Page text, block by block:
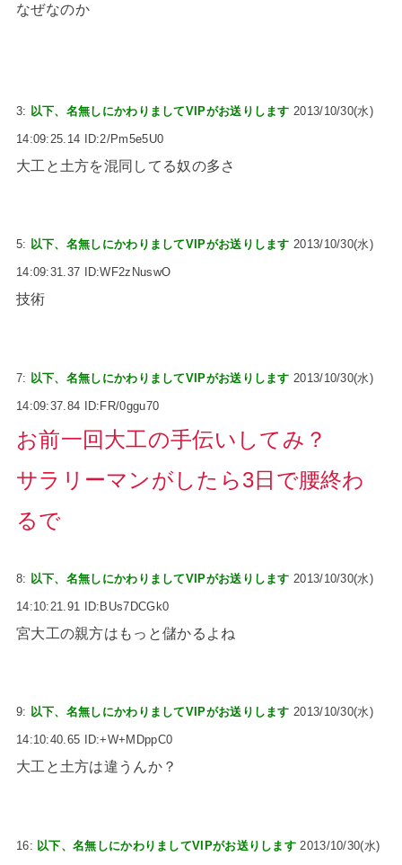
なぜなのか
3: 以下、名無しにかわりましてVIPがお送りします 2013/10/30(水)
14:09:25.14 ID:2/Pm5e5U0
大工と土方を混同してる奴の多さ
5: 以下、名無しにかわりましてVIPがお送りします 2013/10/30(水)
14:09:31.37 ID:WF2zNuswO
技術
7: 以下、名無しにかわりましてVIPがお送りします 2013/10/30(水)
14:09:37.84 ID:FR/0ggu70
お前一回大工の手伝いしてみ？
サラリーマンがしたら3日で腰終わ
るで
8: 以下、名無しにかわりましてVIPがお送りします 2013/10/30(水)
14:10:21.91 ID:BUs7DCGk0
宮大工の親方はもっと儲かるよね
9: 以下、名無しにかわりましてVIPがお送りします 2013/10/30(水)
14:10:40.65 ID:+W+MDppC0
大工と土方は違うんか？
16: 以下、名無しにかわりましてVIPがお送りします 2013/10/30(水)